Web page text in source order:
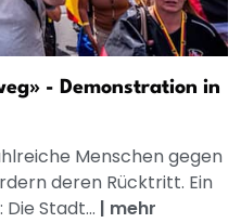
- Demonstration in
Menschen gegen
deren Rücktritt. Ein
Stadt... | mehr